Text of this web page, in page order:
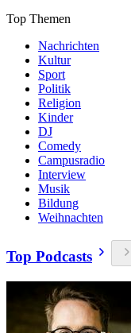
Top Themen
Nachrichten
Kultur
Sport
Politik
Religion
Kinder
DJ
Comedy
Campusradio
Interview
Musik
Bildung
Weihnachten
Top Podcasts